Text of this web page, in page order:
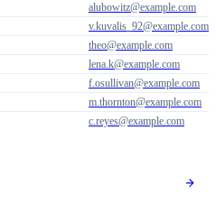
alubowitz@example.com
v.kuvalis_92@example.com
theo@example.com
lena.k@example.com
f.osullivan@example.com
m.thornton@example.com
c.reyes@example.com